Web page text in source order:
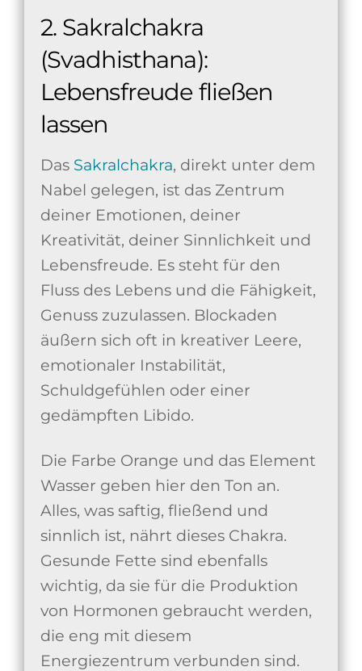
2. Sakralchakra
(Svadhisthana):
Lebensfreude fließen
lassen
Das Sakralchakra, direkt unter dem
Nabel gelegen, ist das Zentrum
deiner Emotionen, deiner
Kreativität, deiner Sinnlichkeit und
Lebensfreude. Es steht für den
Fluss des Lebens und die Fähigkeit,
Genuss zuzulassen. Blockaden
äußern sich oft in kreativer Leere,
emotionaler Instabilität,
Schuldgefühlen oder einer
gedämpften Libido.
Die Farbe Orange und das Element
Wasser geben hier den Ton an.
Alles, was saftig, fließend und
sinnlich ist, nährt dieses Chakra.
Gesunde Fette sind ebenfalls
wichtig, da sie für die Produktion
von Hormonen gebraucht werden,
die eng mit diesem
Energiezentrum verbunden sind.